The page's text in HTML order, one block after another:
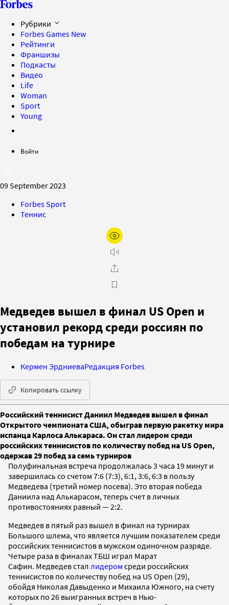
Рубрики
Forbes Games New
Рейтинги
Франшизы
Подкасты
Видео
Life
Woman
Sport
Young
Войти
09 September 2023
Forbes Sport
Теннис
Медведев вышел в финал US Open и
установил рекорд среди россиян по
победам на турнире
Кермен ЭрдниеваРедакция Forbes
Копировать ссылку
Российский теннисист Даниил Медведев вышел в финал
Открытого чемпионата США, обыграв первую ракетку мира
испанца Карлоса Алькараса. Он стал лидером среди
российских теннисистов по количеству побед на US Open,
одержав 29 побед за семь турниров
Полуфинальная встреча продолжалась 3 часа 19 минут и
завершилась со счетом 7:6 (7:3), 6:1, 3:6, 6:3 в пользу
Медведева (третий номер посева). Это вторая победа
Даниила над Алькарасом, теперь счет в личных
противостояниях равный — 2:2.
Медведев в пятый раз вышел в финал на турнирах
Большого шлема, что является лучшим показателем среди
российских теннисистов в мужском одиночном разряде.
Четыре раза в финалах ТБШ играл Марат
Сафин. Медведев стал лидером среди российских
теннисистов по количеству побед на US Open (29),
обойдя Николая Давыденко и Михаила Южного, на счету
которых по 26 выигранных встреч в Нью-